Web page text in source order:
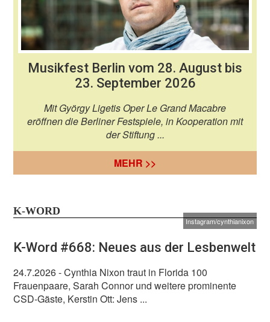
Musikfest Berlin vom 28. August bis
23. September 2026
Mit György Ligetis Oper Le Grand Macabre
eröffnen die Berliner Festspiele, in Kooperation mit
der Stiftung ...
MEHR >>
K-WORD
Instagram/cynthianixon
K-Word #668: Neues aus der Lesbenwelt
24.7.2026- Cynthia Nixon traut in Florida 100
Frauenpaare, Sarah Connor und weitere prominente
CSD-Gäste, Kerstin Ott: Jens ...